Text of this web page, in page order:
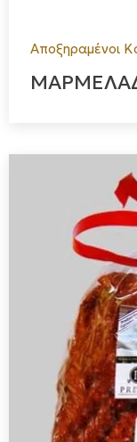
εμπειρία από την
κατάστημα, με την
επιχείρηση
παραγωγούς για
τυριών, βοτάνων,
την απόλυτη
αγροτική
έρευνα για νέα
τεχνικό υπόβαθρο
ΠΡΕΚΑ ως ένα από
Αποξηραμένοι